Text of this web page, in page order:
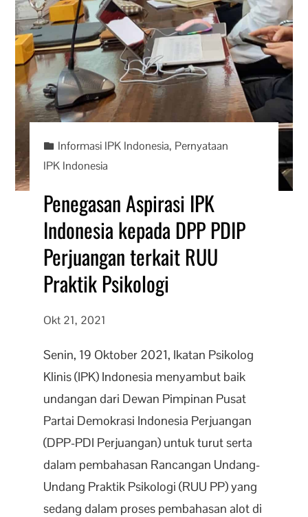
Informasi IPK Indonesia, Pernyataan
IPK Indonesia
Penegasan Aspirasi IPK
Indonesia kepada DPP PDIP
Perjuangan terkait RUU
Praktik Psikologi
Okt 21, 2021
Senin, 19 Oktober 2021, Ikatan Psikolog
Klinis (IPK) Indonesia menyambut baik
undangan dari Dewan Pimpinan Pusat
Partai Demokrasi Indonesia Perjuangan
(DPP-PDI Perjuangan) untuk turut serta
dalam pembahasan Rancangan Undang-
Undang Praktik Psikologi (RUU PP) yang
sedang dalam proses pembahasan alot di